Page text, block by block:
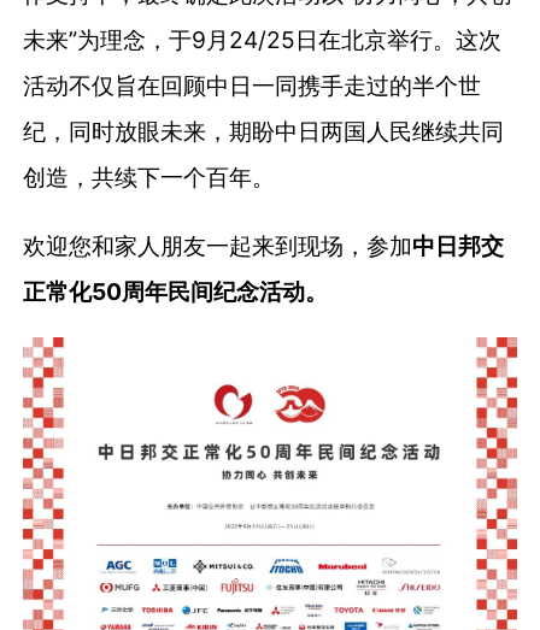
未来”为理念，于9月24/25日在北京举行。这次
活动不仅旨在回顾中日一同携手走过的半个世
纪，同时放眼未来，期盼中日两国人民继续共同
创造，共续下一个百年。
欢迎您和家人朋友一起来到现场，参加中日邦交
正常化50周年民间纪念活动。